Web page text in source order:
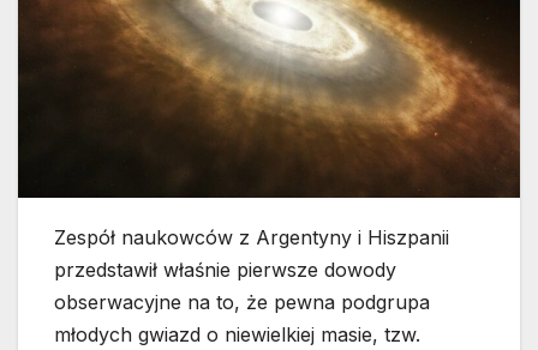
Zespół naukowców z Argentyny i Hiszpanii
przedstawił właśnie pierwsze dowody
obserwacyjne na to, że pewna podgrupa
młodych gwiazd o niewielkiej masie, tzw.